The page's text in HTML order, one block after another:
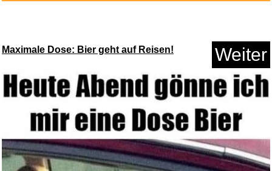
WISO Steuer 2023 (für Ste...
Anzeige
Maximale Dose: Bier geht auf Reisen! Weiter